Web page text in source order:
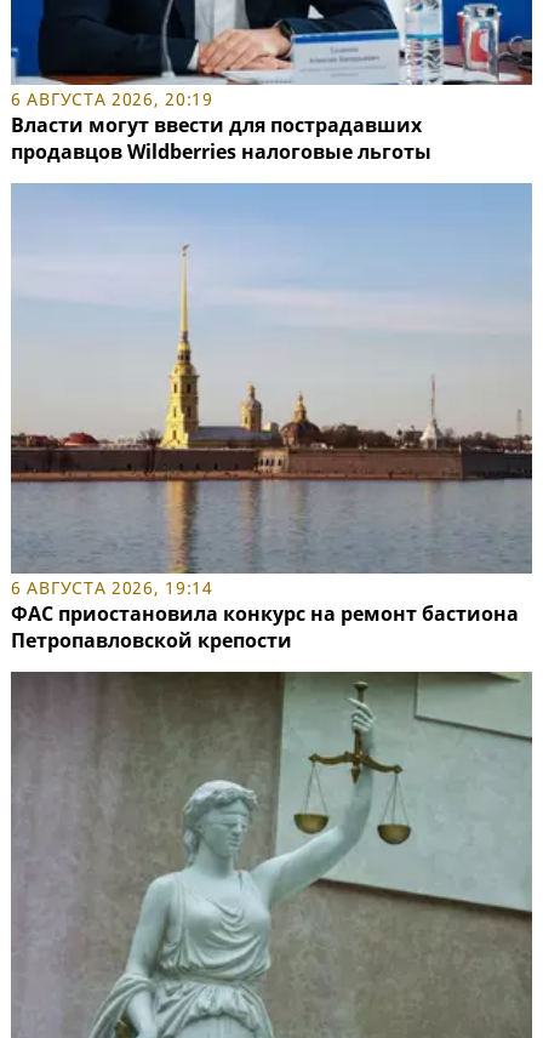
6 АВГУСТА 2026, 20:19
Власти могут ввести для пострадавших
продавцов Wildberries налоговые льготы
6 АВГУСТА 2026, 19:14
ФАС приостановила конкурс на ремонт бастиона
Петропавловской крепости